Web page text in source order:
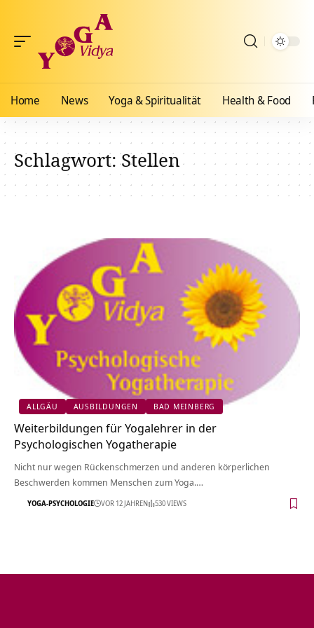
Home News Yoga & Spiritualität Health & Food
Schlagwort:Stellen
ALLGÄU AUSBILDUNGEN BAD MEINBERG
Weiterbildungen für Yogalehrer in der
Psychologischen Yogatherapie
Nicht nur wegen Rückenschmerzen und anderen körperlichen
Beschwerden kommen Menschen zum Yoga.…
YOGA-PSYCHOLOGIE VOR 12 JAHREN 530 VIEWS